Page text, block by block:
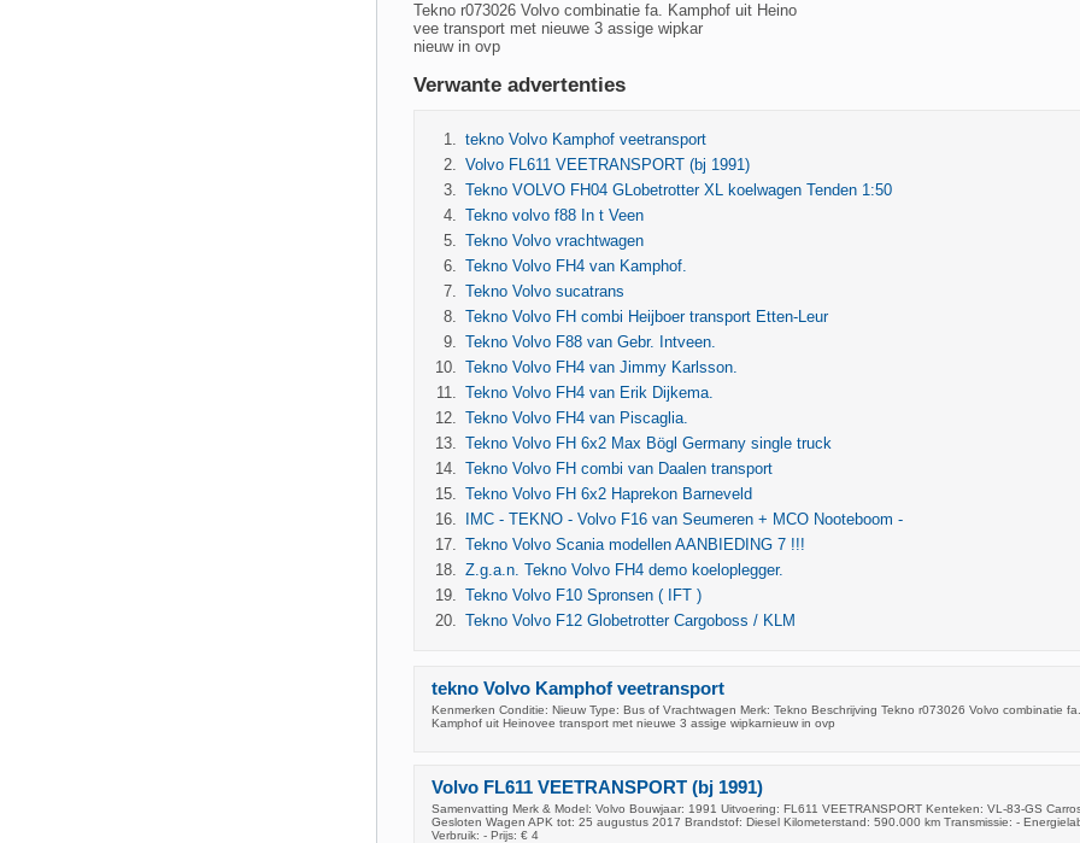
Tekno r073026 Volvo combinatie fa. Kamphof uit Heino
vee transport met nieuwe 3 assige wipkar
nieuw in ovp
Verwante advertenties
tekno Volvo Kamphof veetransport
Volvo FL611 VEETRANSPORT (bj 1991)
Tekno VOLVO FH04 GLobetrotter XL koelwagen Tenden 1:50
Tekno volvo f88 In t Veen
Tekno Volvo vrachtwagen
Tekno Volvo FH4 van Kamphof.
Tekno Volvo sucatrans
Tekno Volvo FH combi Heijboer transport Etten-Leur
Tekno Volvo F88 van Gebr. Intveen.
Tekno Volvo FH4 van Jimmy Karlsson.
Tekno Volvo FH4 van Erik Dijkema.
Tekno Volvo FH4 van Piscaglia.
Tekno Volvo FH 6x2 Max Bögl Germany single truck
Tekno Volvo FH combi van Daalen transport
Tekno Volvo FH 6x2 Haprekon Barneveld
IMC - TEKNO - Volvo F16 van Seumeren + MCO Nooteboom -
Tekno Volvo Scania modellen AANBIEDING 7 !!!
Z.g.a.n. Tekno Volvo FH4 demo koeloplegger.
Tekno Volvo F10 Spronsen ( IFT )
Tekno Volvo F12 Globetrotter Cargoboss / KLM
tekno Volvo Kamphof veetransport
Kenmerken Conditie: Nieuw Type: Bus of Vrachtwagen Merk: Tekno Beschrijving Tekno r073026 Volvo combinatie fa.
Kamphof uit Heinovee transport met nieuwe 3 assige wipkarnieuw in ovp
Volvo FL611 VEETRANSPORT (bj 1991)
Samenvatting Merk & Model: Volvo Bouwjaar: 1991 Uitvoering: FL611 VEETRANSPORT Kenteken: VL-83-GS
Gesloten Wagen APK tot: 25 augustus 2017 Brandstof: Diesel Kilometerstand: 590.000 km Transmissie: -
Verbruik: - Prijs: € 4